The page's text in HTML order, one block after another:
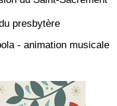
presbytère
- animation musicale